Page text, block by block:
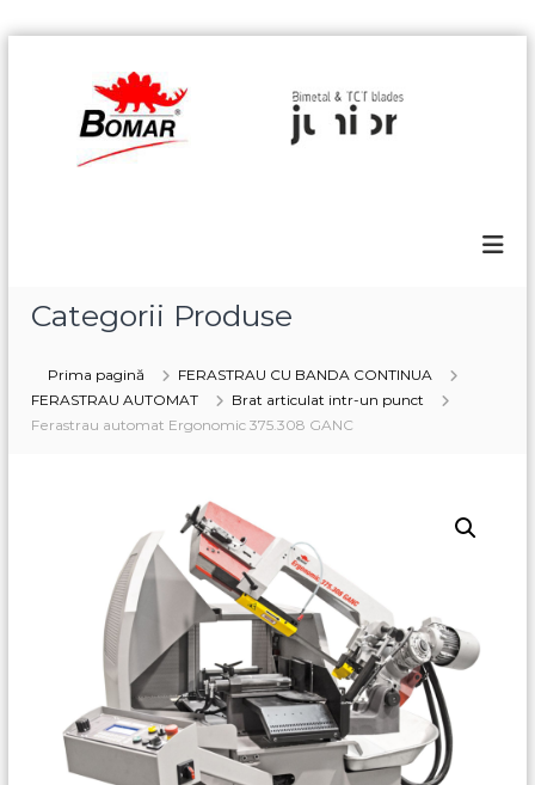
Categorii Produse
Prima pagină
FERASTRAU CU BANDA CONTINUA
FERASTRAU AUTOMAT
Brat articulat intr-un punct
Ferastrau automat Ergonomic 375.308 GANC